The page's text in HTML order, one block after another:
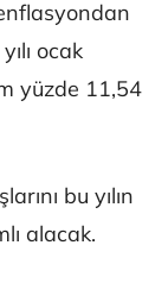
ocak
yüzde 11,54
bu yılın
alacak.